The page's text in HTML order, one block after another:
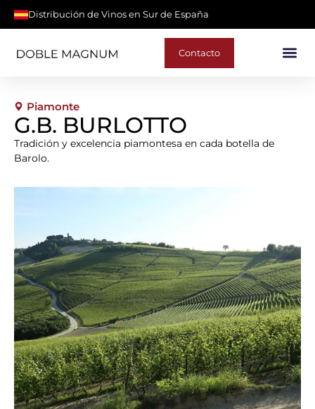
Distribución de Vinos en Sur de España
Contacto
Piamonte
G.B. BURLOTTO
Tradición y excelencia piamontesa en cada botella de
Barolo.